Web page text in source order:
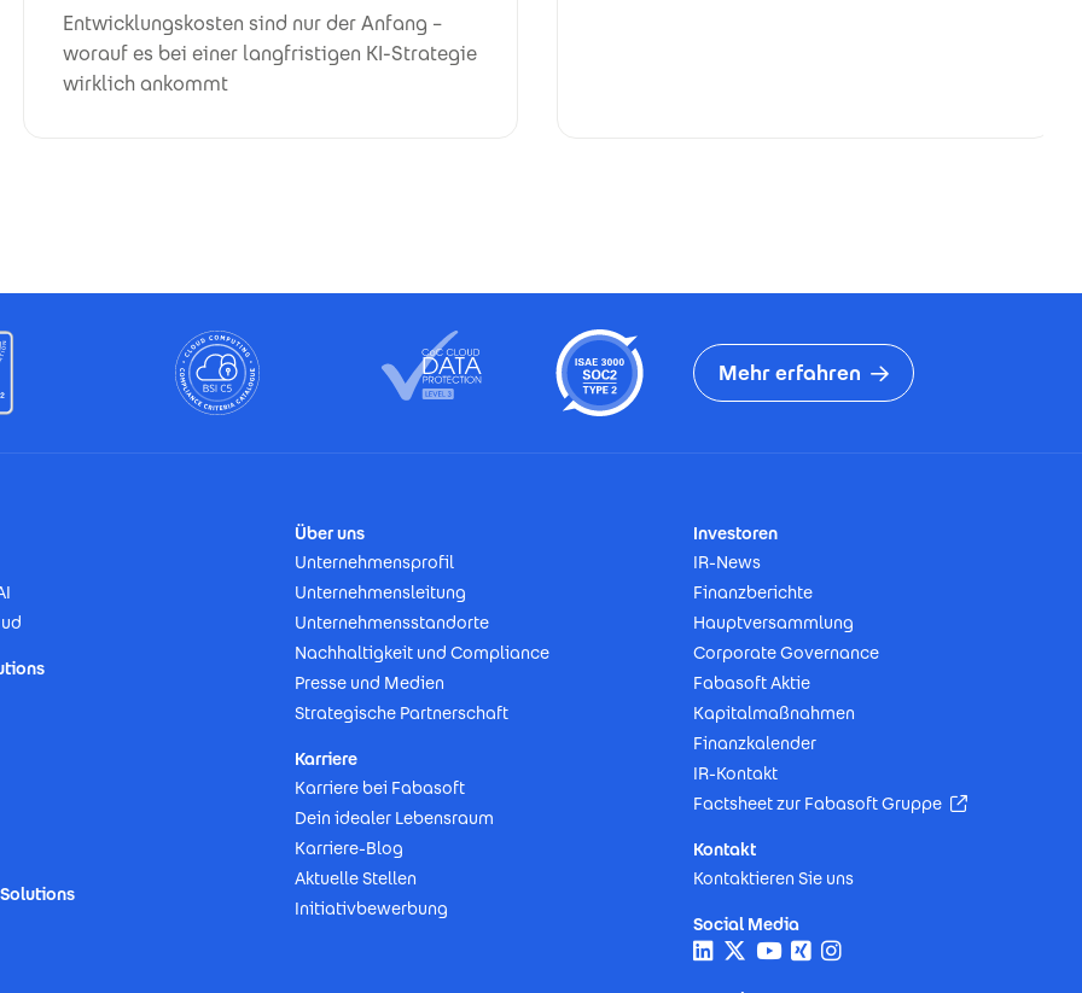
Entwicklungskosten sind nur der Anfang –
worauf es bei einer langfristigen KI-Strategie
wirklich ankommt
Mehr erfahren
Über uns
Unternehmensprofil
Unternehmensleitung
Unternehmensstandorte
Nachhaltigkeit und Compliance
Presse und Medien
Strategische Partnerschaft
Karriere
Karriere bei Fabasoft
Dein idealer Lebensraum
Karriere-Blog
Aktuelle Stellen
Initiativbewerbung
Investoren
IR-News
Finanzberichte
Hauptversammlung
Corporate Governance
Fabasoft Aktie
Kapitalmaßnahmen
Finanzkalender
IR-Kontakt
Factsheet zur Fabasoft Gruppe
(Öffnet in
Kontakt
Kontaktieren Sie uns
Social Media